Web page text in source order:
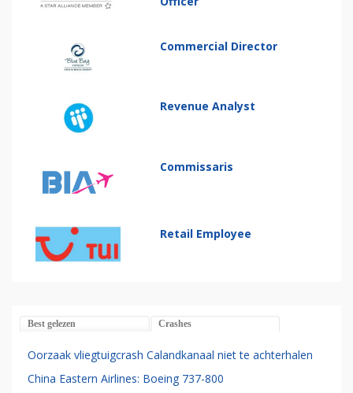
Commercial Director
Revenue Analyst
Commissaris
Retail Employee
Best gelezen Crashes
Oorzaak vliegtuigcrash Calandkanaal niet te achterhalen
China Eastern Airlines: Boeing 737-800